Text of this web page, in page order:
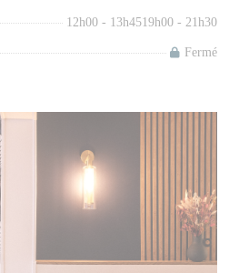
12h00 - 13h4519h00 - 21h30
Fermé